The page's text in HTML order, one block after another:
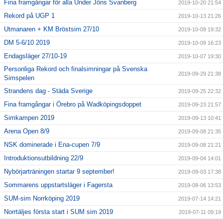
Fina framgångar för alla Under Jöns Svanberg 2019-10-20 21:54
Rekord på UGP 1 2019-10-13 21:26
Utmanaren + KM Bröstsim 27/10 2019-10-09 19:32
DM 5-6/10 2019 2019-10-09 16:23
Endagsläger 27/10-19 2019-10-07 19:30
Personliga Rekord och finalsimningar på Svenska
Simspelen
2019-09-29 21:38
Strandens dag - Städa Sverige 2019-09-25 22:32
Fina framgångar i Örebro på Wadköpingsdoppet 2019-09-23 21:57
Simkampen 2019 2019-09-13 10:41
Arena Open 8/9 2019-09-08 21:35
NSK dominerade i Ena-cupen 7/9 2019-09-08 21:21
Introduktionsutbildning 22/9 2019-09-04 14:01
Nybörjarträningen startar 9 september! 2019-09-03 17:38
Sommarens uppstartsläger i Fagersta 2019-08-06 13:53
SUM-sim Norrköping 2019 2019-07-14 14:21
Norrtäljes första start i SUM sim 2019 2019-07-11 09:19